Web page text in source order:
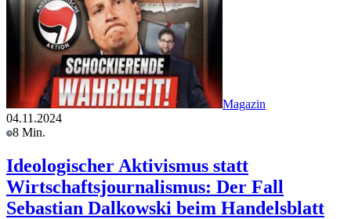
Magazin
04.11.2024
8 Min.
Ideologischer Aktivismus statt
Wirtschaftsjournalismus: Der Fall
Sebastian Dalkowski beim Handelsblatt